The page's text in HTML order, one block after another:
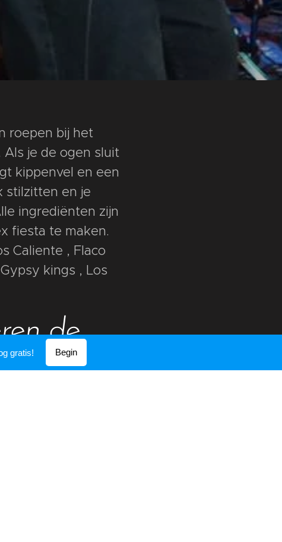
roepen bij het
Als je de ogen sluit
kippenvel en een
stilzitten en je
ingrediënten zijn
fiesta te maken.
Caliente , Flaco
kings , Los
de
Blues,
gratis! Begin